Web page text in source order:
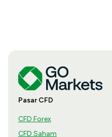
Pasar CFD
CFD Forex
CFD Saham